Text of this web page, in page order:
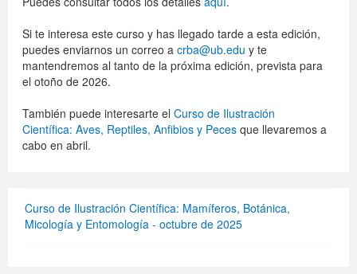
Si te interesa este curso y has llegado tarde a esta edición,
puedes enviarnos un correo a crba@ub.edu y te
mantendremos al tanto de la próxima edición, prevista para
el otoño de 2026.
También puede interesarte el Curso de Ilustración
Científica: Aves, Reptiles, Anfibios y Peces que llevaremos a
cabo en abril.
Curso de Ilustración Científica: Mamíferos, Botánica,
Micología y Entomología - octubre de 2025